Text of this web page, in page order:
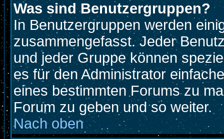
Was sind Benutzergruppen?
In Benutzergruppen werden
zusammengefasst. Jeder
und jeder Gruppe können
es für den Administrator
eines bestimmten Forums zu
Forum zu geben und so weiter.
Nach oben